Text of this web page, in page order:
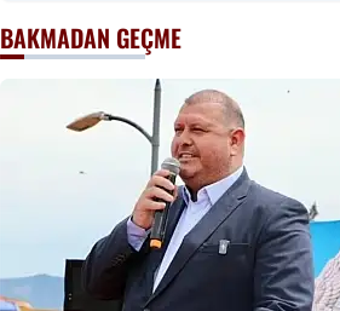
BAKMADAN GEÇME